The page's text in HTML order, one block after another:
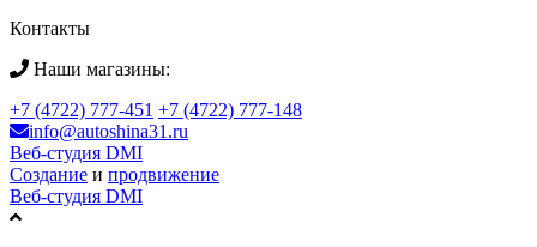
Контакты
Наши магазины:
+7 (4722) 777-451 +7 (4722) 777-148
info@autoshina31.ru
Веб-студия DMI
Создание и продвижение
Веб-студия DMI